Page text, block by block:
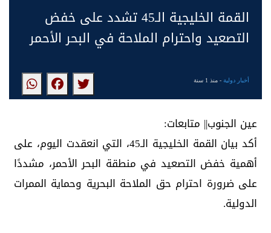
القمة الخليجية الـ45 تشدد على خفض
التصعيد واحترام الملاحة في البحر الأحمر
أخبار دولية- منذ 1 سنة
عين الجنوب|| متابعات:
أكد بيان القمة الخليجية الـ45، التي انعقدت اليوم، على
أهمية خفض التصعيد في منطقة البحر الأحمر، مشددًا
على ضرورة احترام حق الملاحة البحرية وحماية الممرات
الدولية.